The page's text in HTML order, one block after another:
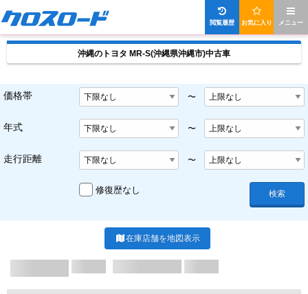
メニュー
お気に入り
閲覧履歴
沖縄のトヨタ MR-S(沖縄県沖縄市)中古車
価格帯 〜
年式 〜
走行距離 〜
修復歴なし 検索
在庫店舗を地図表示